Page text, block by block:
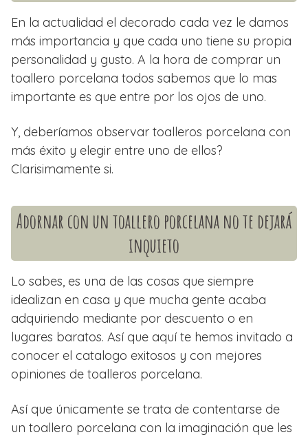
En la actualidad el decorado cada vez le damos
más importancia y que cada uno tiene su propia
personalidad y gusto. A la hora de comprar un
toallero porcelana todos sabemos que lo mas
importante es que entre por los ojos de uno.
Y, deberíamos observar toalleros porcelana con
más éxito y elegir entre uno de ellos?
Clarisimamente si.
Adornar con un toallero porcelana no te dejará
inquieto
Lo sabes, es una de las cosas que siempre
idealizan en casa y que mucha gente acaba
adquiriendo mediante por descuento o en
lugares baratos. Así que aquí te hemos invitado a
conocer el catalogo exitosos y con mejores
opiniones de toalleros porcelana.
Así que únicamente se trata de contentarse de
un toallero porcelana con la imaginación que les